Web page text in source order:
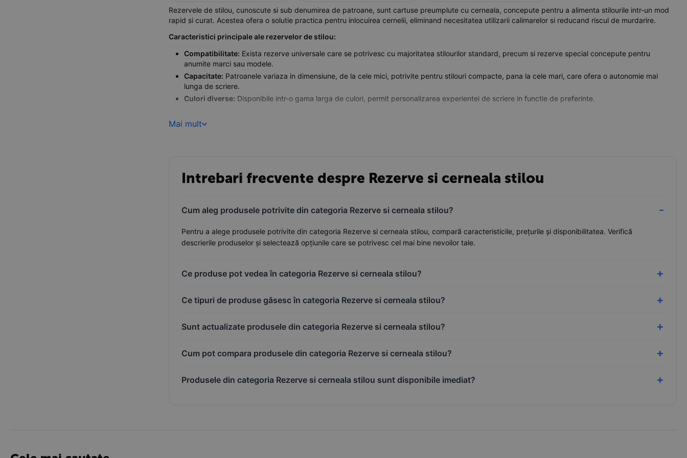
Rezervele de stilou, cunoscute si sub denumirea de patroane, sunt cartuse preumplute cu cerneala, concepute pentru a alimenta stilourile intr-un mod
rapid si curat. Acestea ofera o solutie practica pentru inlocuirea cernelii, eliminand necesitatea utilizarii calimarelor si reducand riscul de murdarire.
Caracteristici principale ale rezervelor de stilou:
Compatibilitate: Exista rezerve universale care se potrivesc cu majoritatea stilourilor standard, precum si rezerve special concepute pentru
anumite marci sau modele.
Capacitate: Patroanele variaza in dimensiune, de la cele mici, potrivite pentru stilouri compacte, pana la cele mari, care ofera o autonomie mai
lunga de scriere.
Culori diverse: Disponibile intr-o gama larga de culori, permit personalizarea experientei de scriere in functie de preferinte.
Mai mult
Intrebari frecvente despre Rezerve si cerneala stilou
Cum aleg produsele potrivite din categoria Rezerve si cerneala stilou?
Pentru a alege produsele potrivite din categoria Rezerve si cerneala stilou, compară caracteristicile, prețurile și disponibilitatea. Verifică
descrierile produselor și selectează opțiunile care se potrivesc cel mai bine nevoilor tale.
Ce produse pot vedea în categoria Rezerve si cerneala stilou?
Ce tipuri de produse găsesc în categoria Rezerve si cerneala stilou?
Sunt actualizate produsele din categoria Rezerve si cerneala stilou?
Cum pot compara produsele din categoria Rezerve si cerneala stilou?
Produsele din categoria Rezerve si cerneala stilou sunt disponibile imediat?